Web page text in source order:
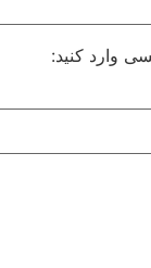
وارد کنید: